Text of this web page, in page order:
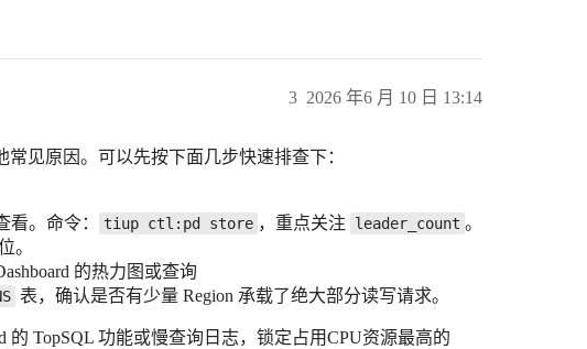
2026 年6 月 10 日 13:14
3
常见原因。可以先按下面几步快速排查下：
看。命令： tiup ctl:pd store ，重点关注 leader_count 。
。
的热力图或查询
表，确认是否有少量 Region 承载了绝大部分读写请求。
的 TopSQL 功能或慢查询日志，锁定占用CPU资源最高的